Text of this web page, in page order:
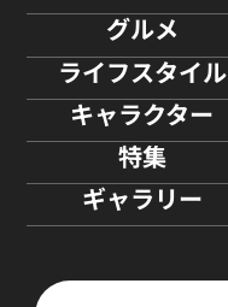
グルメ
ライフスタイル
キャラクター
特集
ギャラリー